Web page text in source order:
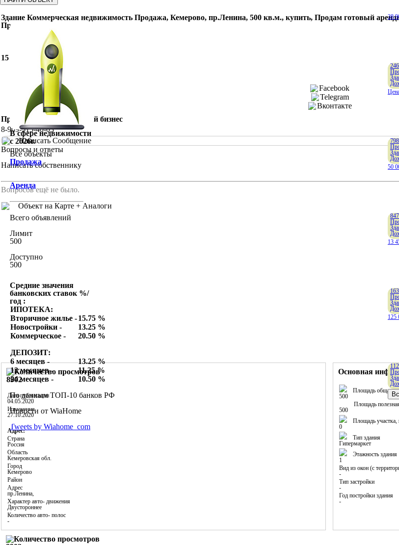
В сфере недвижимости
c 2026г.
Все объекты
Продажа
Аренда
Всего объявлений
Лимит
500
Доступно
500
Средние значения
банковских ставок %/
год :
ИПОТЕКА:
Вторичное жилье -15.75 %
Новостройки -
13.25 %
Коммерческое -
20.50 %
ДЕПОЗИТ:
6 месяцев -
13.25 %
12 месяцев -
11.25 %
24 месяцев -
10.50 %
По данным ТОП-10 банков РФ
Новости от WiaHome
Tweets by Wiahome_com
38
246
798
50
13
125
Здание Коммерческая недвижимость Продажа, Кемерово, пр.Ленина, 500 кв.м., купить, Продам готовый
Продажа
15 000 000 Р
Поделиться
Facebook
Telegram
Вконтакте
Продам готовый арендный бизнес
8-909-515-40-03
Написать Сообщение
Вопросы и ответы
Написать собственнику
Вопросов ещё не было.
Объект на Карте + Аналоги
8902
Дата публикации
04.05.2020
Изменения
27.10.2020
Адрес:
Страна
Россия
Область
Кемеровская обл.
Город
Кемерово
Район
Адрес
пр.Ленина,
Характер авто- движения
Двустороннее
Количество авто- полос
-
Основная
Площадь общая,
500
Площадь
500
Площадь участка,
0
Тип здания
Гипермаркет
Этажность здания
1
Вид из окон (с
-
Тип застройки
-
Год постройки здания
-